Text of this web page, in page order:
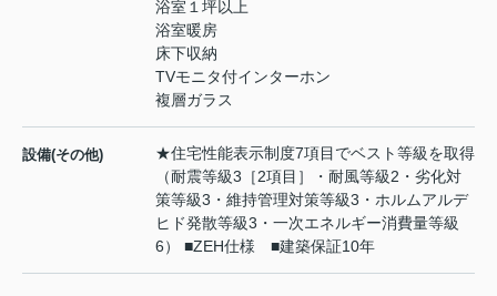
浴室１坪以上
浴室暖房
床下収納
TVモニタ付インターホン
複層ガラス
設備(その他)
★住宅性能表示制度7項目でベスト等級を取得
（耐震等級3［2項目］・耐風等級2・劣化対
策等級3・維持管理対策等級3・ホルムアルデ
ヒド発散等級3・一次エネルギー消費量等級
6） ■ZEH仕様 ■建築保証10年